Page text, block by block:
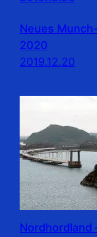
Neues
2020
2019.12.20
Nordhordland